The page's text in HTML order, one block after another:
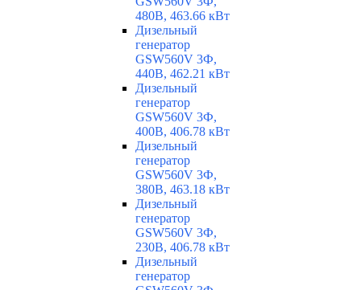
480В, 463.66 кВт
Дизельный
генератор
GSW560V 3Ф,
440В, 462.21 кВт
Дизельный
генератор
GSW560V 3Ф,
400В, 406.78 кВт
Дизельный
генератор
GSW560V 3Ф,
380В, 463.18 кВт
Дизельный
генератор
GSW560V 3Ф,
230В, 406.78 кВт
Дизельный
генератор